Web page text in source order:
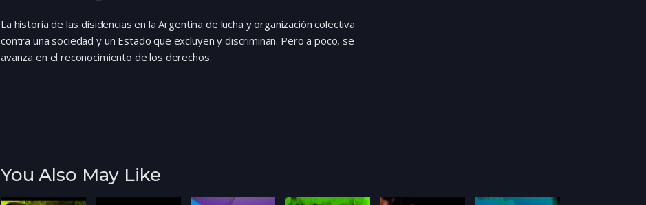
La historia de las disidencias en la Argentina de lucha y organización colectiva
contra una sociedad y un Estado que excluyen y discriminan. Pero a poco, se
avanza en el reconocimiento de los derechos.
You Also May Like